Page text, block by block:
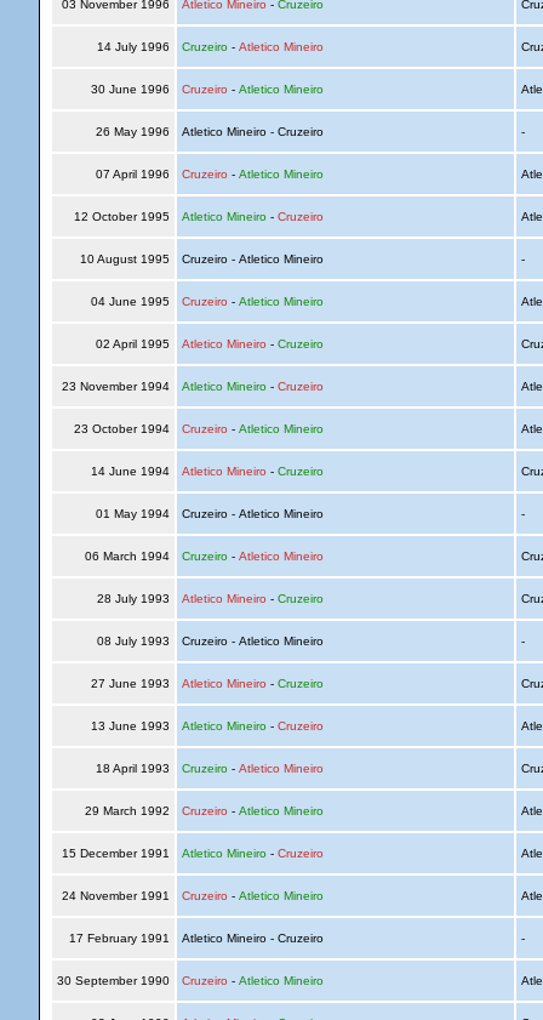
03 November 1996 Atletico Mineiro - Cruzeiro
14 July 1996 Cruzeiro- Atletico Mineiro
30 June 1996 Cruzeiro - Atletico Mineiro
26 May 1996 Atletico Mineiro - Cruzeiro -
07 April 1996 Cruzeiro - Atletico Mineiro
12 October 1995 Atletico Mineiro- Cruzeiro
10 August 1995 Cruzeiro - Atletico Mineiro -
04 June 1995 Cruzeiro - Atletico Mineiro
02 April 1995 Atletico Mineiro - Cruzeiro
23 November 1994 Atletico Mineiro- Cruzeiro
23 October 1994 Cruzeiro - Atletico Mineiro
14 June 1994 Atletico Mineiro - Cruzeiro
01 May 1994 Cruzeiro - Atletico Mineiro -
06 March 1994 Cruzeiro- Atletico Mineiro
28 July 1993 Atletico Mineiro - Cruzeiro
08 July 1993 Cruzeiro - Atletico Mineiro -
27 June 1993 Atletico Mineiro - Cruzeiro
13 June 1993 Atletico Mineiro- Cruzeiro
18 April 1993 Cruzeiro- Atletico Mineiro
29 March 1992 Cruzeiro - Atletico Mineiro
15 December 1991 Atletico Mineiro- Cruzeiro
24 November 1991 Cruzeiro - Atletico Mineiro
17 February 1991 Atletico Mineiro - Cruzeiro -
30 September 1990 Cruzeiro - Atletico Mineiro